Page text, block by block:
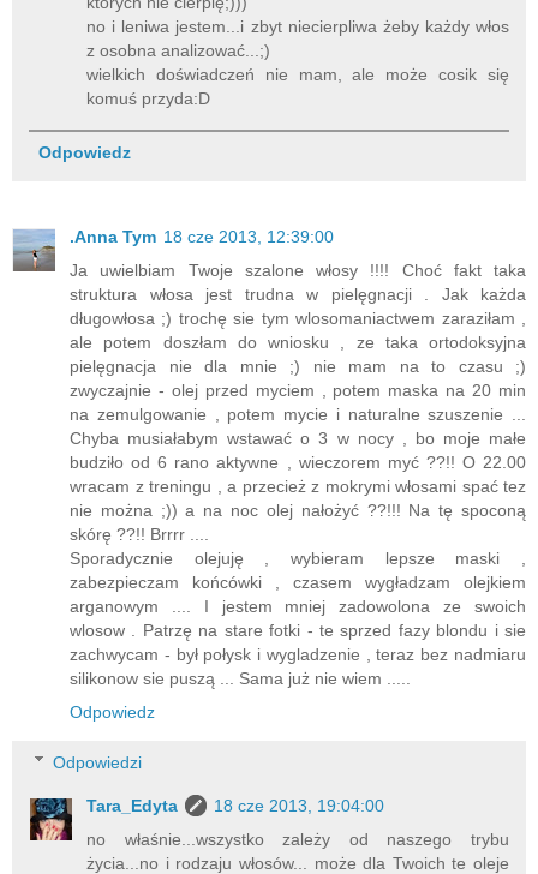
no i leniwa jestem...i zbyt niecierpliwa żeby każdy włos
z osobna analizować...;)
wielkich doświadczeń nie mam, ale może cosik się
komuś przyda:D
Odpowiedz
.Anna Tym 18 cze 2013, 12:39:00
Ja uwielbiam Twoje szalone włosy !!!! Choć fakt taka
struktura włosa jest trudna w pielęgnacji . Jak każda
długowłosa ;) trochę sie tym wlosomaniactwem zaraziłam ,
ale potem doszłam do wniosku , ze taka ortodoksyjna
pielęgnacja nie dla mnie ;) nie mam na to czasu ;)
zwyczajnie - olej przed myciem , potem maska na 20 min
na zemulgowanie , potem mycie i naturalne szuszenie ...
Chyba musiałabym wstawać o 3 w nocy , bo moje małe
budziło od 6 rano aktywne , wieczorem myć ??!! O 22.00
wracam z treningu , a przecież z mokrymi włosami spać tez
nie można ;)) a na noc olej nałożyć ??!!! Na tę spoconą
skórę ??!! Brrrr ....
Sporadycznie olejuję , wybieram lepsze maski ,
zabezpieczam końcówki , czasem wygładzam olejkiem
arganowym .... I jestem mniej zadowolona ze swoich
wlosow . Patrzę na stare fotki - te sprzed fazy blondu i sie
zachwycam - był połysk i wygladzenie , teraz bez nadmiaru
silikonow sie puszą ... Sama już nie wiem .....
Odpowiedz
Odpowiedzi
Tara_Edyta
18 cze 2013, 19:04:00
no właśnie...wszystko zależy od naszego trybu
życia...no i rodzaju włosów... może dla Twoich te oleje